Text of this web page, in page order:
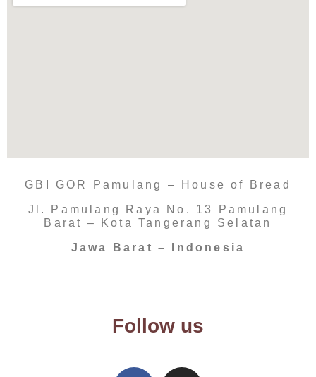
GBI GOR Pamulang – House of Bread
Jl. Pamulang Raya No. 13 Pamulang
Barat – Kota Tangerang Selatan
Jawa Barat – Indonesia
Follow us